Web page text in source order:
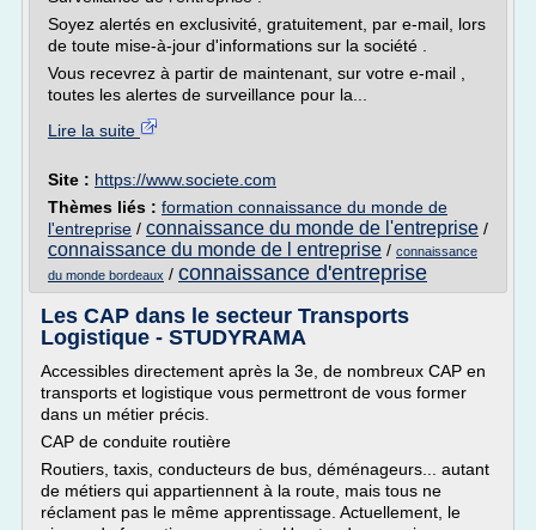
Soyez alertés en exclusivité, gratuitement, par e-mail, lors
de toute mise-à-jour d'informations sur la société .
Vous recevrez à partir de maintenant, sur votre e-mail ,
toutes les alertes de surveillance pour la...
Lire la suite
Site : https://www.societe.com
Thèmes liés : formation connaissance du monde de
l'entreprise / connaissance du monde de l'entreprise /
connaissance du monde de l entreprise / connaissance
du monde bordeaux / connaissance d'entreprise
Les CAP dans le secteur Transports
Logistique - STUDYRAMA
Accessibles directement après la 3e, de nombreux CAP en
transports et logistique vous permettront de vous former
dans un métier précis.
CAP de conduite routière
Routiers, taxis, conducteurs de bus, déménageurs... autant
de métiers qui appartiennent à la route, mais tous ne
réclament pas le même apprentissage. Actuellement, le